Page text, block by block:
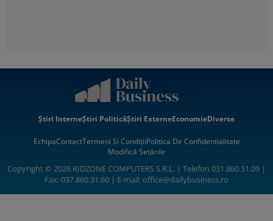
Știri InterneȘtiri PoliticăȘtiri ExterneEconomieDiverse
EchipaContactTermeni Si CondițiiPolitica De Confidentialitate
Modifică Setările
Copyright © 2026 RIDZONE COMPUTERS S.R.L. | Telefon 031.860.51.09 |
Fax: 037.860.31.60 | E-mail:office@dailybusiness.ro